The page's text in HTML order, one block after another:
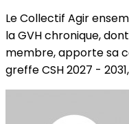
Le Collectif Agir
la GVH chronique,
membre, apporte sa
greffe CSH 2027 -